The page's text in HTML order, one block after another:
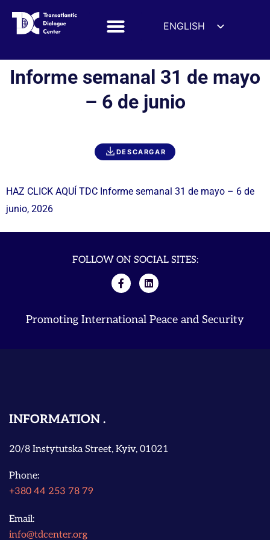
ENGLISH
FRANÇAIS
УКРАЇНСЬКА
हिन्दी
ITALIANO
Informe semanal 31 de mayo
– 6 de junio
DESCARGAR
HAZ CLICK AQUÍ TDC Informe semanal 31 de mayo – 6 de
junio, 2026
FOLLOW ON SOCIAL SITES:
Promoting International Peace and Security
INFORMATION
20/8 Instytutska Street, Kyiv, 01021
Phone:
+380 44 253 78 79
Email:
info@tdcenter.org